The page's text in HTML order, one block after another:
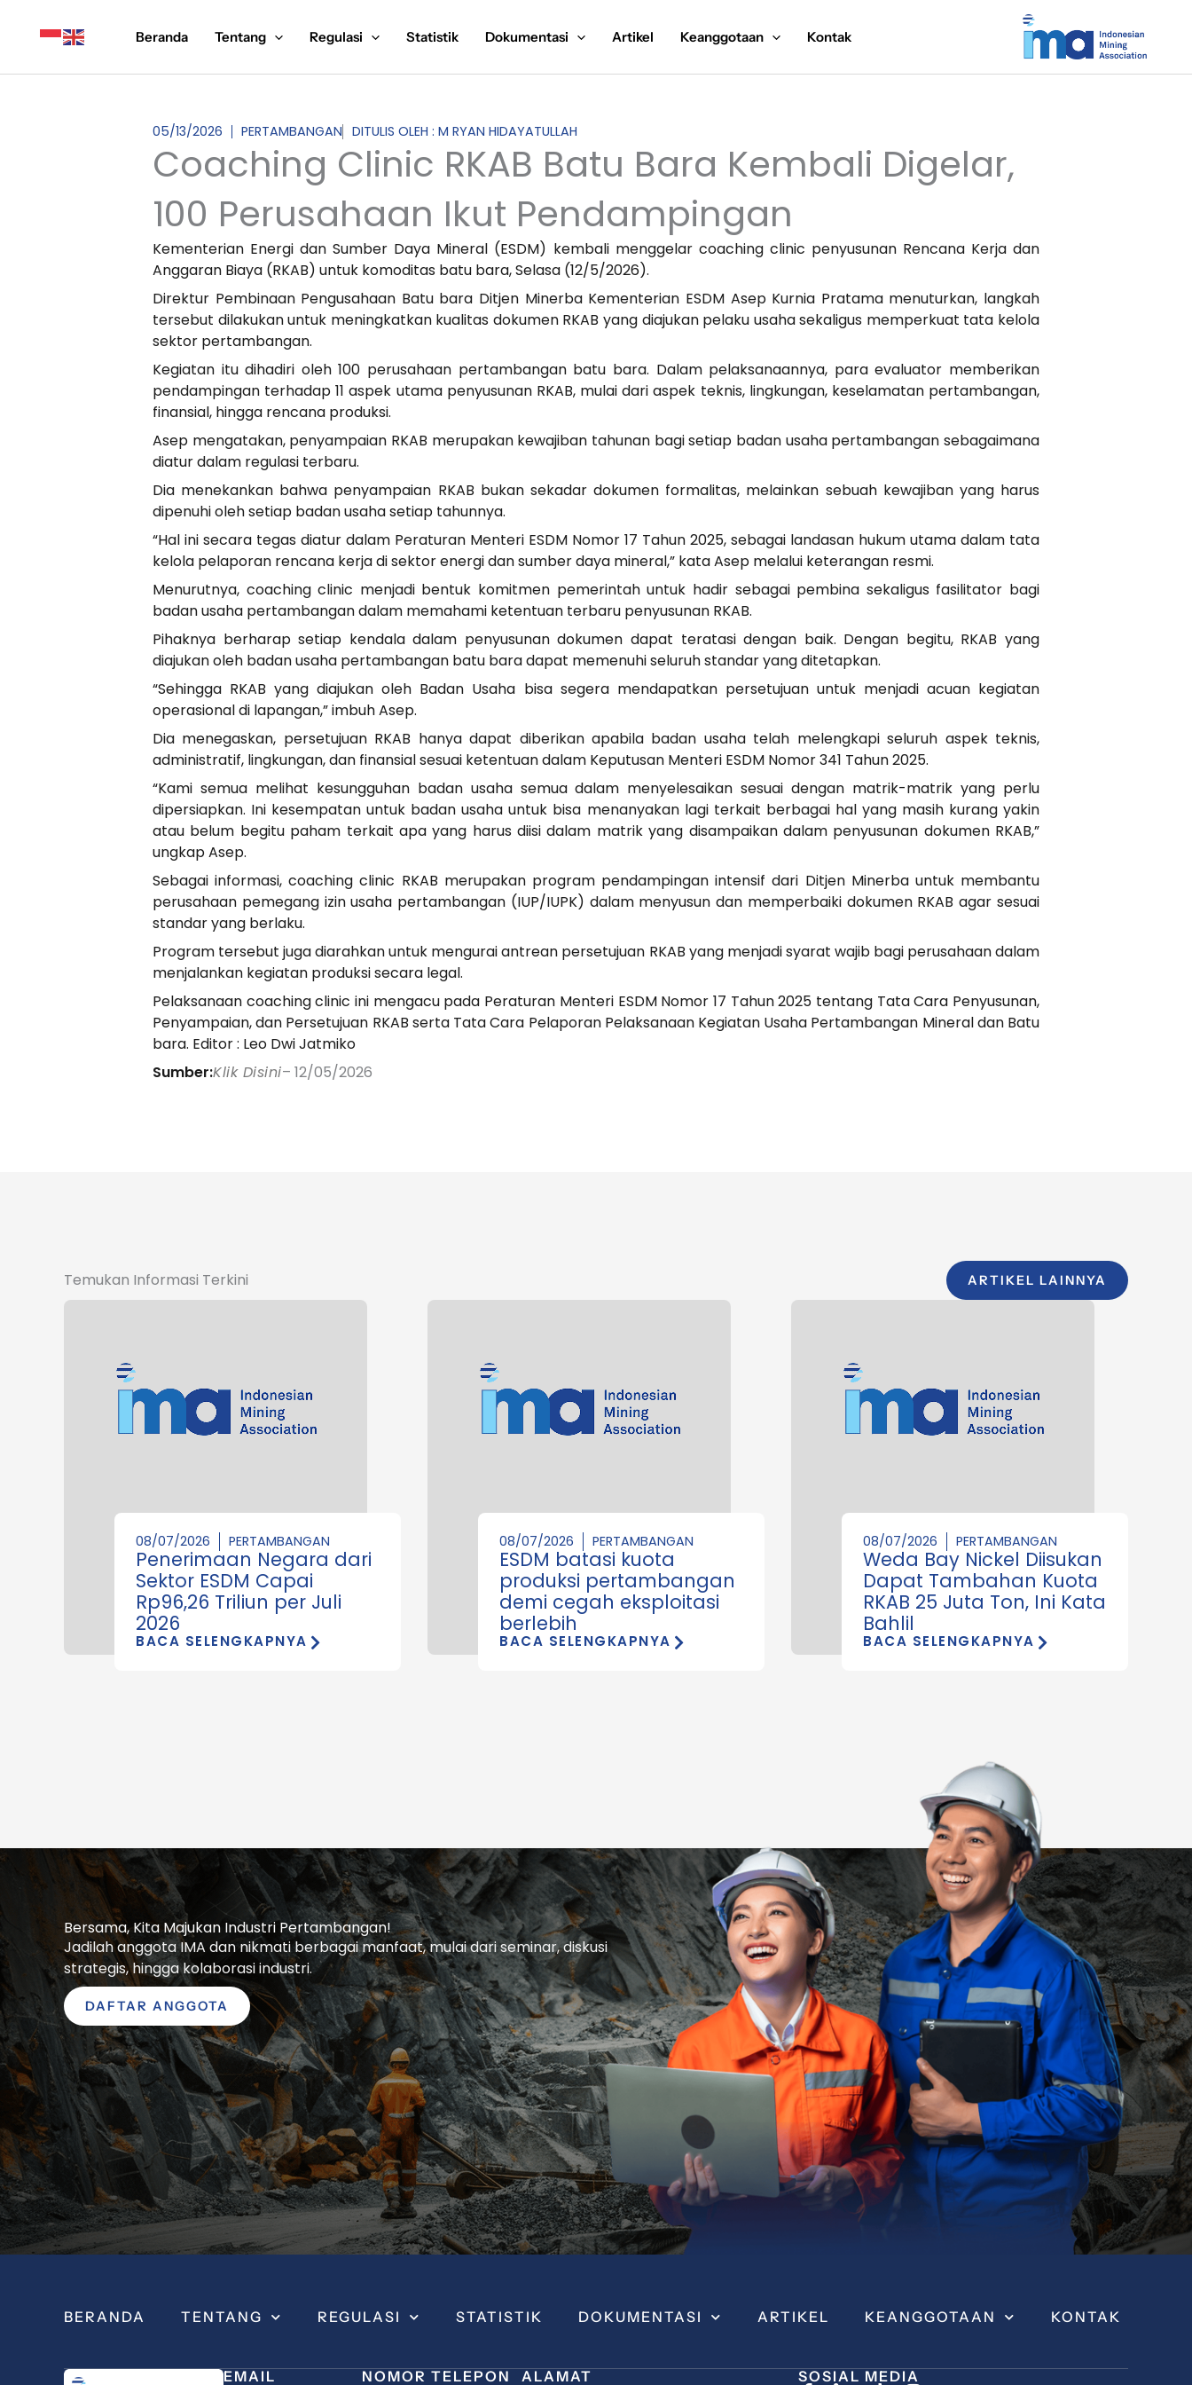
Beranda Tentang Regulasi Statistik Dokumentasi Artikel Keanggotaan Kontak
05/13/2026 PERTAMBANGAN DITULIS OLEH : M RYAN HIDAYATULLAH
Coaching Clinic RKAB Batu Bara Kembali Digelar,
100 Perusahaan Ikut Pendampingan
Kementerian Energi dan Sumber Daya Mineral (ESDM) kembali menggelar coaching clinic penyusunan Rencana Kerja dan
Anggaran Biaya (RKAB) untuk komoditas batu bara, Selasa (12/5/2026).
Direktur Pembinaan Pengusahaan Batu bara Ditjen Minerba Kementerian ESDM Asep Kurnia Pratama menuturkan, langkah
tersebut dilakukan untuk meningkatkan kualitas dokumen RKAB yang diajukan pelaku usaha sekaligus memperkuat tata kelola
sektor pertambangan.
Kegiatan itu dihadiri oleh 100 perusahaan pertambangan batu bara. Dalam pelaksanaannya, para evaluator memberikan
pendampingan terhadap 11 aspek utama penyusunan RKAB, mulai dari aspek teknis, lingkungan, keselamatan pertambangan,
finansial, hingga rencana produksi.
Asep mengatakan, penyampaian RKAB merupakan kewajiban tahunan bagi setiap badan usaha pertambangan sebagaimana
diatur dalam regulasi terbaru.
Dia menekankan bahwa penyampaian RKAB bukan sekadar dokumen formalitas, melainkan sebuah kewajiban yang harus
dipenuhi oleh setiap badan usaha setiap tahunnya.
“Hal ini secara tegas diatur dalam Peraturan Menteri ESDM Nomor 17 Tahun 2025, sebagai landasan hukum utama dalam tata
kelola pelaporan rencana kerja di sektor energi dan sumber daya mineral,” kata Asep melalui keterangan resmi.
Menurutnya, coaching clinic menjadi bentuk komitmen pemerintah untuk hadir sebagai pembina sekaligus fasilitator bagi
badan usaha pertambangan dalam memahami ketentuan terbaru penyusunan RKAB.
Pihaknya berharap setiap kendala dalam penyusunan dokumen dapat teratasi dengan baik. Dengan begitu, RKAB yang
diajukan oleh badan usaha pertambangan batu bara dapat memenuhi seluruh standar yang ditetapkan.
“Sehingga RKAB yang diajukan oleh Badan Usaha bisa segera mendapatkan persetujuan untuk menjadi acuan kegiatan
operasional di lapangan,” imbuh Asep.
Dia menegaskan, persetujuan RKAB hanya dapat diberikan apabila badan usaha telah melengkapi seluruh aspek teknis,
administratif, lingkungan, dan finansial sesuai ketentuan dalam Keputusan Menteri ESDM Nomor 341 Tahun 2025.
“Kami semua melihat kesungguhan badan usaha semua dalam menyelesaikan sesuai dengan matrik-matrik yang perlu
dipersiapkan. Ini kesempatan untuk badan usaha untuk bisa menanyakan lagi terkait berbagai hal yang masih kurang yakin
atau belum begitu paham terkait apa yang harus diisi dalam matrik yang disampaikan dalam penyusunan dokumen RKAB,”
ungkap Asep.
Sebagai informasi, coaching clinic RKAB merupakan program pendampingan intensif dari Ditjen Minerba untuk membantu
perusahaan pemegang izin usaha pertambangan (IUP/IUPK) dalam menyusun dan memperbaiki dokumen RKAB agar sesuai
standar yang berlaku.
Program tersebut juga diarahkan untuk mengurai antrean persetujuan RKAB yang menjadi syarat wajib bagi perusahaan dalam
menjalankan kegiatan produksi secara legal.
Pelaksanaan coaching clinic ini mengacu pada Peraturan Menteri ESDM Nomor 17 Tahun 2025 tentang Tata Cara Penyusunan,
Penyampaian, dan Persetujuan RKAB serta Tata Cara Pelaporan Pelaksanaan Kegiatan Usaha Pertambangan Mineral dan Batu
bara. Editor : Leo Dwi Jatmiko
Sumber:Klik Disini– 12/05/2026
Temukan Informasi Terkini ARTIKEL LAINNYA
08/07/2026 PERTAMBANGAN
Penerimaan Negara dari
Sektor ESDM Capai
Rp96,26 Triliun per Juli
2026
BACA SELENGKAPNYA
08/07/2026 PERTAMBANGAN
ESDM batasi kuota
produksi pertambangan
demi cegah eksploitasi
berlebih
BACA SELENGKAPNYA
08/07/2026 PERTAMBANGAN
Weda Bay Nickel Diisukan
Dapat Tambahan Kuota
RKAB 25 Juta Ton, Ini Kata
Bahlil
BACA SELENGKAPNYA
Bersama, Kita Majukan Industri Pertambangan!
Jadilah anggota IMA dan nikmati berbagai manfaat, mulai dari seminar, diskusi
strategis, hingga kolaborasi industri.
DAFTAR ANGGOTA
BERANDA TENTANG REGULASI STATISTIK DOKUMENTASI ARTIKEL KEANGGOTAAN KONTAK
EMAIL NOMOR TELEPON ALAMAT SOSIAL MEDIA